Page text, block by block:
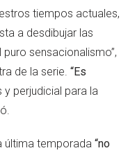
tiempos actuales,
a desdibujar las
sensacionalismo”,
de la serie. “Es
perjudicial para la
última temporada “no